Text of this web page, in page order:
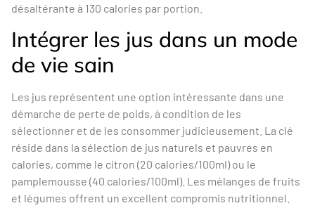
désaltérante à 130 calories par portion.
Intégrer les jus dans un mode
de vie sain
Les jus représentent une option intéressante dans une
démarche de perte de poids, à condition de les
sélectionner et de les consommer judicieusement. La clé
réside dans la sélection de jus naturels et pauvres en
calories, comme le citron (20 calories/100ml) ou le
pamplemousse (40 calories/100ml). Les mélanges de fruits
et légumes offrent un excellent compromis nutritionnel.